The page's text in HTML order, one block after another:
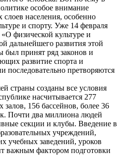
особое внимание
слоев населения, особенно
и спорту. Уже 14 февраля
физической культуре и
дальнейшего развития этой
принят ряд законов и
развитие спорта и
последовательно претворяются
страны созданы все условия
насчитывается 277
156 бассейнов, более 36
Почти два миллиона людей
секции и клубы. Введение в
учреждений,
учебных заведений, уроков
важным фактором подготовки